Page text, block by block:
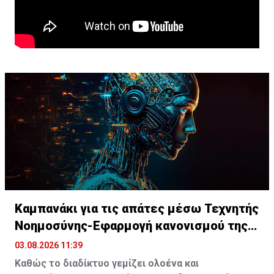
Καμπανάκι για τις απάτες μέσω Τεχνητής
Νοημοσύνης-Εφαρμογή κανονισμού της
ΕΕ
03.08.2026 11:39
Καθώς το διαδίκτυο γεμίζει ολοένα και